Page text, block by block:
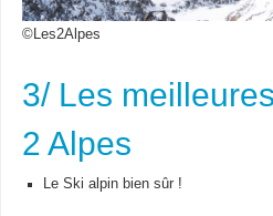
©Les2Alpes
3/ Les
2 Alpes
Le Ski alpin bien sûr !